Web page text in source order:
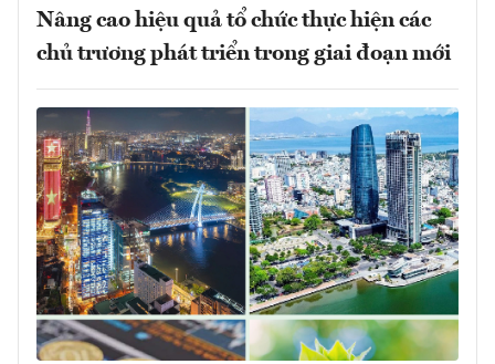
Nâng cao hiệu quả tổ chức thực hiện các
chủ trương phát triển trong giai đoạn mới